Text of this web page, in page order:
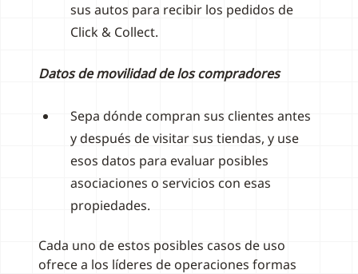
sus autos para recibir los pedidos de
Click & Collect.
Datos de movilidad de los compradores
Sepa dónde compran sus clientes antes
y después de visitar sus tiendas, y use
esos datos para evaluar posibles
asociaciones o servicios con esas
propiedades.
Cada uno de estos posibles casos de uso
ofrece a los líderes de operaciones formas